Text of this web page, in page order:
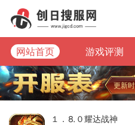
网站首页 游戏评测
更新
１．⒏０耀达战神